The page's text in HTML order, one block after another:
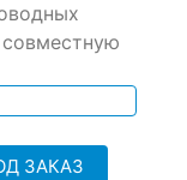
ЗАКАЗ